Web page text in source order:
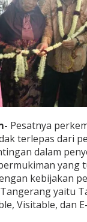
Pesatnya
terlepas dari
dalam
yang
kebijakan
yaitu
Visitable, dan